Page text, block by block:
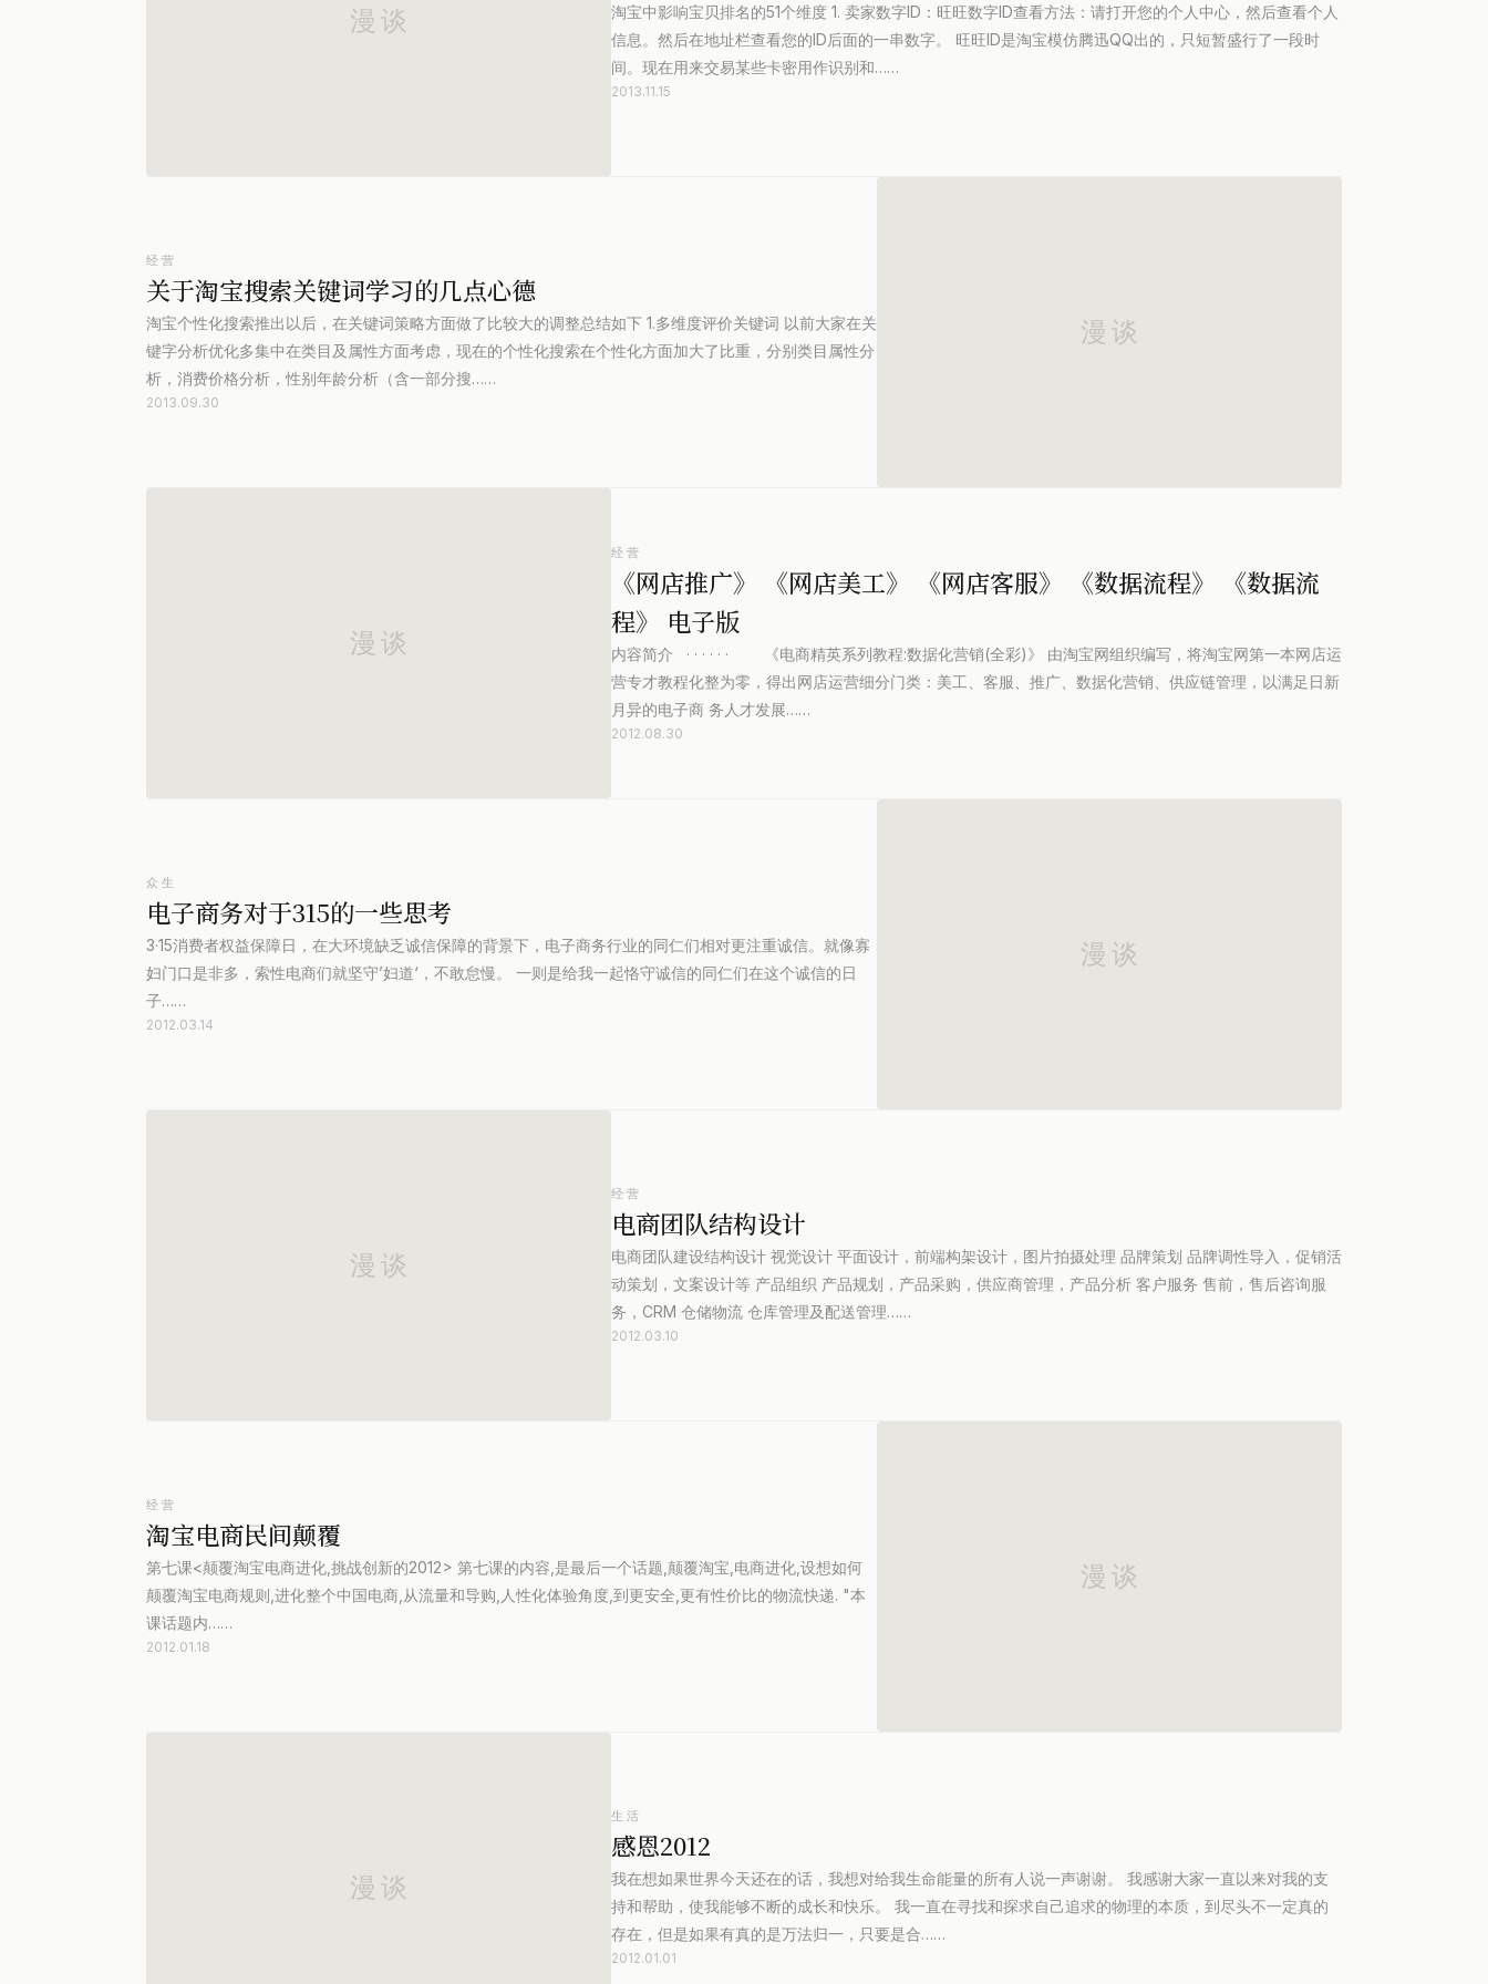
淘宝中影响宝贝排名的51个维度 1. 卖家数字ID：旺旺数字ID查看方法：请打开您的个人中心，然后查看个人
信息。然后在地址栏查看您的ID后面的一串数字。 旺旺ID是淘宝模仿腾迅QQ出的，只短暂盛行了一段时
间。现在用来交易某些卡密用作识别和……
2013.11.15
经营
关于淘宝搜索关键词学习的几点心德
淘宝个性化搜索推出以后，在关键词策略方面做了比较大的调整总结如下 1.多维度评价关键词 以前大家在关
键字分析优化多集中在类目及属性方面考虑，现在的个性化搜索在个性化方面加大了比重，分别类目属性分
析，消费价格分析，性别年龄分析（含一部分搜……
2013.09.30
经营
《网店推广》 《网店美工》 《网店客服》 《数据流程》 《数据流
程》 电子版
内容简介 · · · · · · 《电商精英系列教程:数据化营销(全彩)》 由淘宝网组织编写，将淘宝网第一本网店运
营专才教程化整为零，得出网店运营细分门类：美工、客服、推广、数据化营销、供应链管理，以满足日新
月异的电子商 务人才发展……
2012.08.30
众生
电子商务对于315的一些思考
3·15消费者权益保障日，在大环境缺乏诚信保障的背景下，电子商务行业的同仁们相对更注重诚信。就像寡
妇门口是非多，索性电商们就坚守’妇道‘，不敢怠慢。 一则是给我一起恪守诚信的同仁们在这个诚信的日
子……
2012.03.14
经营
电商团队结构设计
电商团队建设结构设计 视觉设计 平面设计，前端构架设计，图片拍摄处理 品牌策划 品牌调性导入，促销活
动策划，文案设计等 产品组织 产品规划，产品采购，供应商管理，产品分析 客户服务 售前，售后咨询服
务，CRM 仓储物流 仓库管理及配送管理……
2012.03.10
经营
淘宝电商民间颠覆
第七课<颠覆淘宝电商进化,挑战创新的2012> 第七课的内容,是最后一个话题,颠覆淘宝,电商进化,设想如何
颠覆淘宝电商规则,进化整个中国电商,从流量和导购,人性化体验角度,到更安全,更有性价比的物流快递. "本
课话题内……
2012.01.18
生活
感恩2012
我在想如果世界今天还在的话，我想对给我生命能量的所有人说一声谢谢。 我感谢大家一直以来对我的支
持和帮助，使我能够不断的成长和快乐。 我一直在寻找和探求自己追求的物理的本质，到尽头不一定真的
存在，但是如果有真的是万法归一，只要是合……
2012.01.01